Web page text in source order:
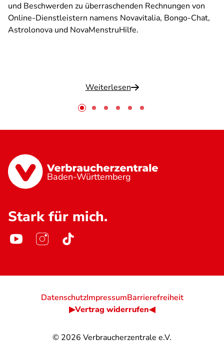
und Beschwerden zu überraschenden Rechnungen von
Online-Dienstleistern namens Novavitalia, Bongo-Chat,
Astrolonova und NovaMenstruHilfe.
Weiterlesen
Baden-Württemberg
Stark für mich.
© 2026 Verbraucherzentrale e.V.
DatenschutzImpressumBarrierefreiheit
▶Vertrag widerrufen◀